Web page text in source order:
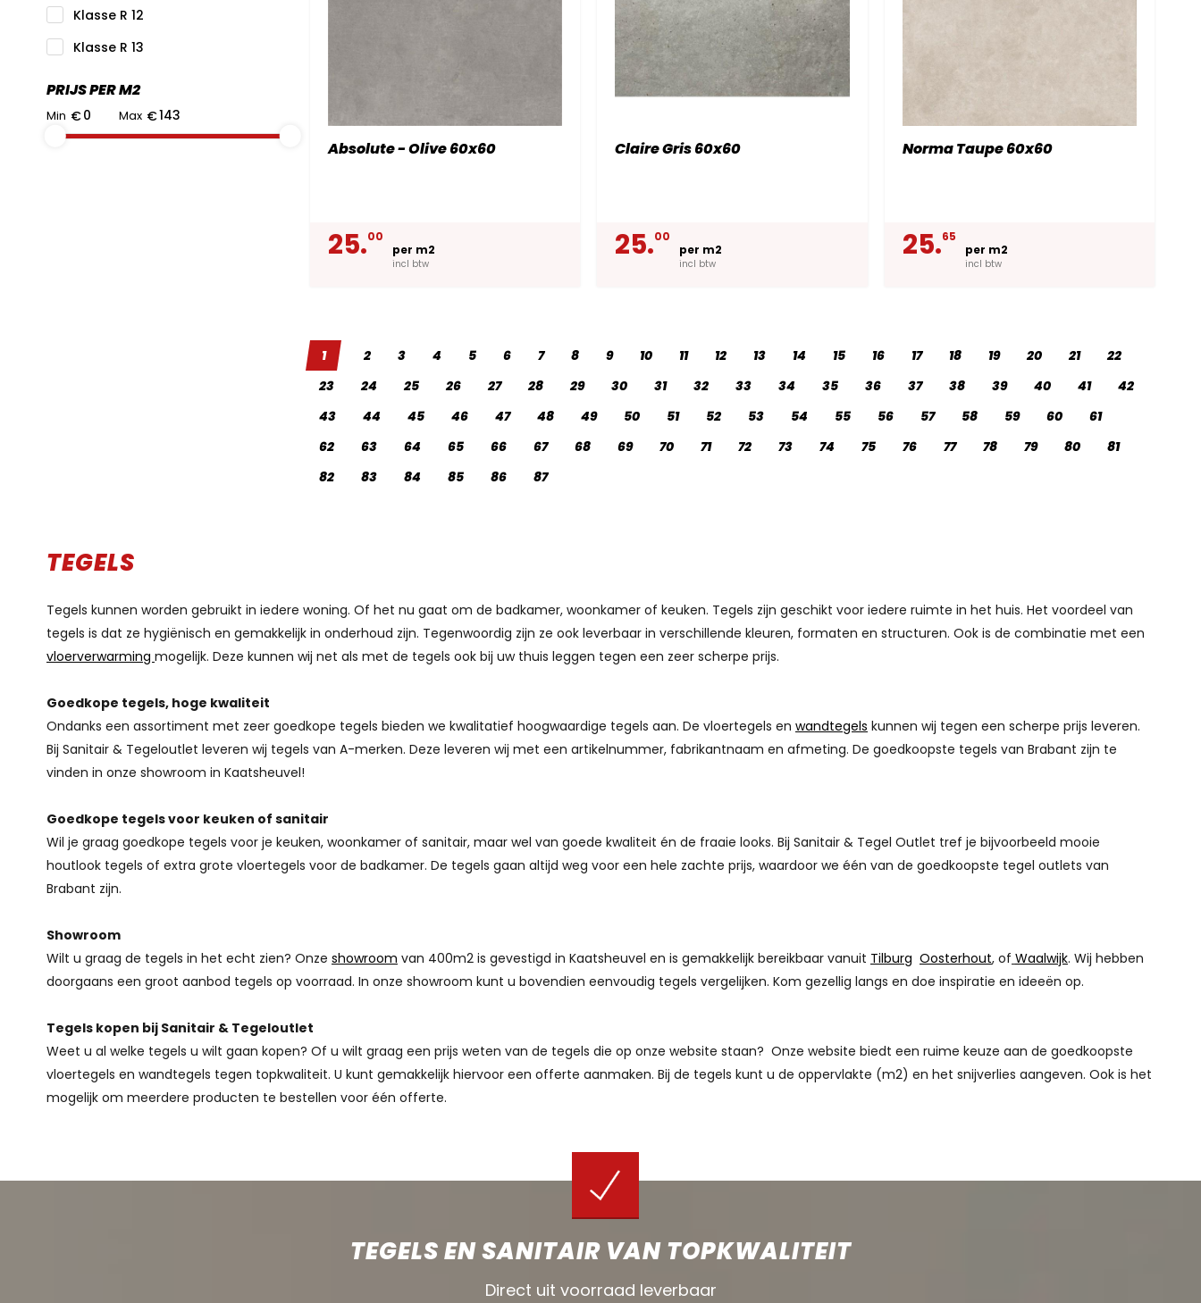
Klasse R 12
Klasse R 13
PRIJS PER M2
Min € Max €
Absolute - Olive 60x60
25.00
per m2
incl btw
Claire Gris 60x60
25.00
per m2
incl btw
Norma Taupe 60x60
25.65
per m2
incl btw
1 2 3 4 5 6 7 8 9 10 11 12 13 14 15 16 17 18 19 20 21
22
23
24 25 26 27 28 29 30 31 32 33 34 35 36 37 38 39 40 41
42
43
44 45 46 47 48 49 50 51 52 53 54 55 56 57 58 59 60
61
62
63 64 65 66 67 68 69 70 71 72 73 74 75 76 77 78 79 80
81
82
83 84 85 86 87
TEGELS
Tegels kunnen worden gebruikt in iedere woning. Of het nu gaat om de badkamer, woonkamer of keuken. Tegels zijn geschikt voor iedere ruimte in het huis. Het voordeel van
tegels is dat ze hygiënisch en gemakkelijk in onderhoud zijn. Tegenwoordig zijn ze ook leverbaar in verschillende kleuren, formaten en structuren. Ook is de combinatie met een
vloerverwarming mogelijk. Deze kunnen wij net als met de tegels ook bij uw thuis leggen tegen een zeer scherpe prijs.
Goedkope tegels, hoge kwaliteit
Ondanks een assortiment met zeer goedkope tegels bieden we kwalitatief hoogwaardige tegels aan. De vloertegels en wandtegels kunnen wij tegen een scherpe prijs leveren.
Bij Sanitair & Tegeloutlet leveren wij tegels van A-merken. Deze leveren wij met een artikelnummer, fabrikantnaam en afmeting. De goedkoopste tegels van Brabant zijn te
vinden in onze showroom in Kaatsheuvel!
Goedkope tegels voor keuken of sanitair
Wil je graag goedkope tegels voor je keuken, woonkamer of sanitair, maar wel van goede kwaliteit én de fraaie looks. Bij Sanitair & Tegel Outlet tref je bijvoorbeeld mooie
houtlook tegels of extra grote vloertegels voor de badkamer. De tegels gaan altijd weg voor een hele zachte prijs, waardoor we één van de goedkoopste tegel outlets van
Brabant zijn.
Showroom
Wilt u graag de tegels in het echt zien? Onze showroom van 400m2 is gevestigd in Kaatsheuvel en is gemakkelijk bereikbaar vanuit Tilburg Oosterhout, of Waalwijk. Wij hebben
doorgaans een groot aanbod tegels op voorraad. In onze showroom kunt u bovendien eenvoudig tegels vergelijken. Kom gezellig langs en doe inspiratie en ideeën op.
Tegels kopen bij Sanitair & Tegeloutlet
Weet u al welke tegels u wilt gaan kopen? Of u wilt graag een prijs weten van de tegels die op onze website staan? Onze website biedt een ruime keuze aan de goedkoopste
vloertegels en wandtegels tegen topkwaliteit. U kunt gemakkelijk hiervoor een offerte aanmaken. Bij de tegels kunt u de oppervlakte (m2) en het snijverlies aangeven. Ook is het
mogelijk om meerdere producten te bestellen voor één offerte.
TEGELS EN SANITAIR VAN TOPKWALITEIT
Direct uit voorraad leverbaar